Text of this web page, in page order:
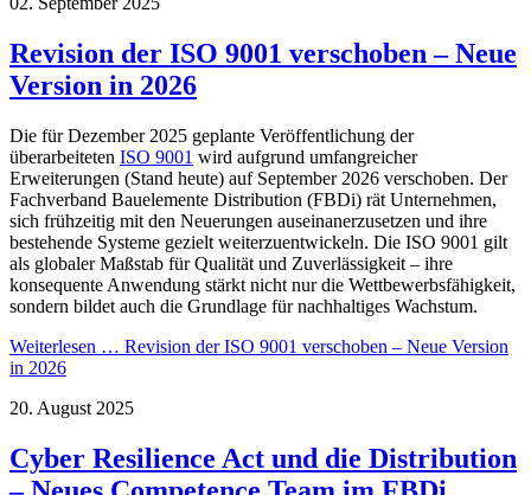
Revision der ISO 9001 verschoben – Neue
Version in 2026
Die für Dezember 2025 geplante Veröffentlichung der
überarbeiteten ISO 9001 wird aufgrund umfangreicher
Erweiterungen (Stand heute) auf September 2026 verschoben. Der
Fachverband Bauelemente Distribution (FBDi) rät Unternehmen,
sich frühzeitig mit den Neuerungen auseinanerzusetzen und ihre
bestehende Systeme gezielt weiterzuentwickeln. Die ISO 9001 gilt
als globaler Maßstab für Qualität und Zuverlässigkeit – ihre
konsequente Anwendung stärkt nicht nur die Wettbewerbsfähigkeit,
sondern bildet auch die Grundlage für nachhaltiges Wachstum.
Weiterlesen … Revision der ISO 9001 verschoben – Neue Version
in 2026
20. August 2025
Cyber Resilience Act und die Distribution